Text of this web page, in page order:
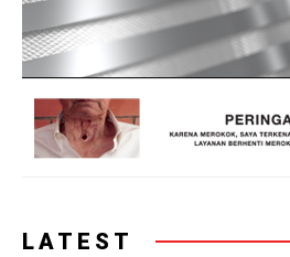
LATEST